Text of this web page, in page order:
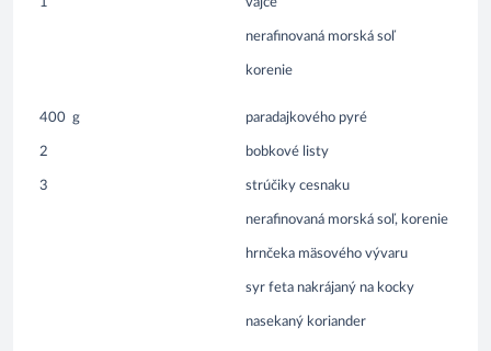
1 vajce
nerafinovaná morská soľ
korenie
400 g paradajkového pyré
2 bobkové listy
3 strúčiky cesnaku
nerafinovaná morská soľ, korenie
hrnčeka mäsového vývaru
syr feta nakrájaný na kocky
nasekaný koriander